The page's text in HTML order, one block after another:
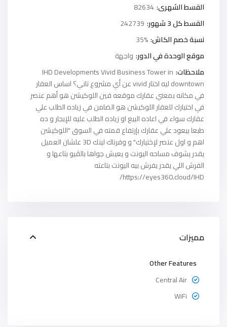
القسط الشهرى: 82634
القسط كل 3 شهور:
242739
نسبة خصم الكاش:35%
موقع الوحدة في الدور: واجهة
ملاحظات: IHD Developments Vivid Business Tower in
downtown ليه اختار vivid عن أي مشروع تاني؟ اساس العقار
في مكانه بمعني عقارك موقعه فين اللوكيشن هو أهم عنصر
في اختيارك للعقار اللوكيشن هو الضامن في زياده الطلب علي
عقارك سواء في اعاده البيع او زياده الطلب عليه للإيجار و ده
طبعا بيعود علي عقارك بإرتفاع قمته في السوق "اللوكيشن
اهم و اول عنصر لإختيارك" و وفرناك لينك 3D علشان العميل
يقدر يشوف مساحه اليونت و يعيش جواها بالڤيو بتاعها و
الفرش اللي يقدر يفرش بيه اليونت بتاعته
https://eyes360.cloud/IHD/
مميزات
Other Features
Central Air
WiFi